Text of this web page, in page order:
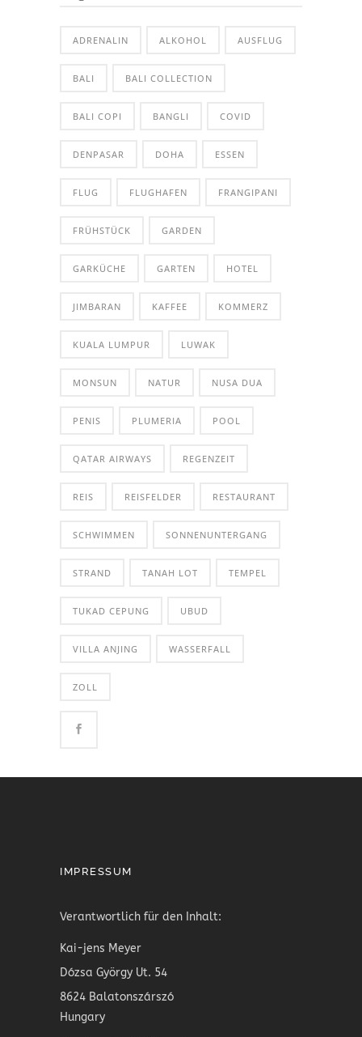
ADRENALIN ALKOHOL AUSFLUG
BALI BALI COLLECTION
BALI COPI BANGLI COVID
DENPASAR DOHA ESSEN
FLUG FLUGHAFEN FRANGIPANI
FRÜHSTÜCK GARDEN
GARKÜCHE GARTEN HOTEL
JIMBARAN KAFFEE KOMMERZ
KUALA LUMPUR LUWAK
MONSUN NATUR NUSA DUA
PENIS PLUMERIA POOL
QATAR AIRWAYS REGENZEIT
REIS REISFELDER RESTAURANT
SCHWIMMEN SONNENUNTERGANG
STRAND TANAH LOT TEMPEL
TUKAD CEPUNG UBUD
VILLA ANJING WASSERFALL
ZOLL
IMPRESSUM
Verantwortlich für den Inhalt:
Kai-jens Meyer
Dózsa György Ut. 54
8624 Balatonszárszó
Hungary